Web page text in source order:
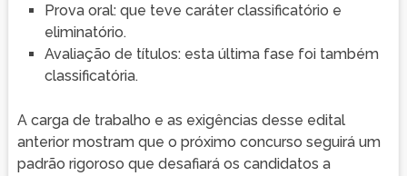
Prova oral: que teve caráter classificatório e
eliminatório.
Avaliação de títulos: esta última fase foi também
classificatória.
A carga de trabalho e as exigências desse edital
anterior mostram que o próximo concurso seguirá um
padrão rigoroso que desafiará os candidatos a